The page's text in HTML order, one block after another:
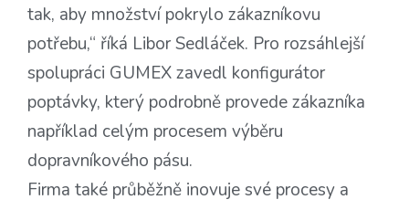
tak, aby množství pokrylo zákazníkovu
potřebu,“ říká Libor Sedláček. Pro rozsáhlejší
spolupráci GUMEX zavedl konfigurátor
poptávky, který podrobně provede zákazníka
například celým procesem výběru
dopravníkového pásu.
Firma také průběžně inovuje své procesy a